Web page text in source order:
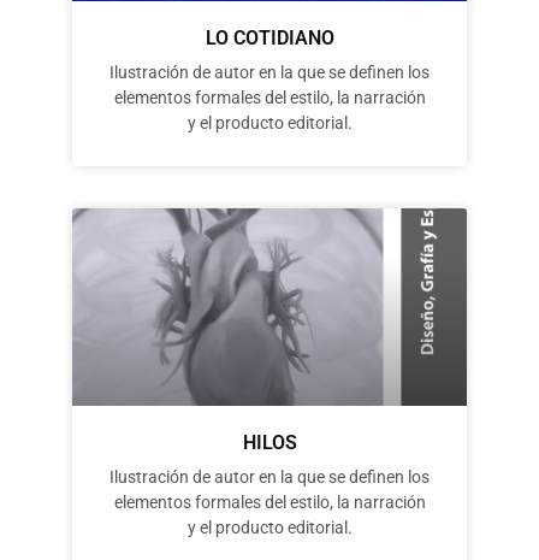
LO COTIDIANO
Ilustración de autor en la que se definen los
elementos formales del estilo, la narración
y el producto editorial.
HILOS
Ilustración de autor en la que se definen los
elementos formales del estilo, la narración
y el producto editorial.